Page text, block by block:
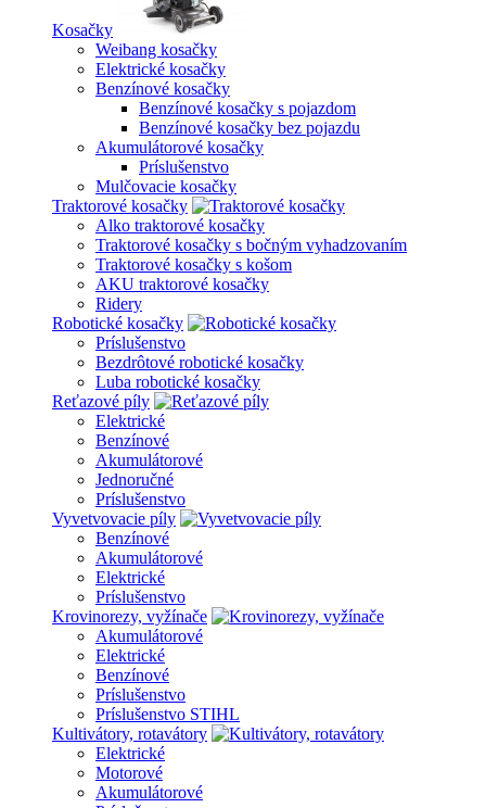
Kosačky
Weibang kosačky
Elektrické kosačky
Benzínové kosačky
Benzínové kosačky s pojazdom
Benzínové kosačky bez pojazdu
Akumulátorové kosačky
Príslušenstvo
Mulčovacie kosačky
Traktorové kosačky
Alko traktorové kosačky
Traktorové kosačky s bočným vyhadzovaním
Traktorové kosačky s košom
AKU traktorové kosačky
Ridery
Robotické kosačky
Príslušenstvo
Bezdrôtové robotické kosačky
Luba robotické kosačky
Reťazové píly
Elektrické
Benzínové
Akumulátorové
Jednoručné
Príslušenstvo
Vyvetvovacie píly
Benzínové
Akumulátorové
Elektrické
Príslušenstvo
Krovinorezy, vyžínače
Akumulátorové
Elektrické
Benzínové
Príslušenstvo
Príslušenstvo STIHL
Kultivátory, rotavátory
Elektrické
Motorové
Akumulátorové